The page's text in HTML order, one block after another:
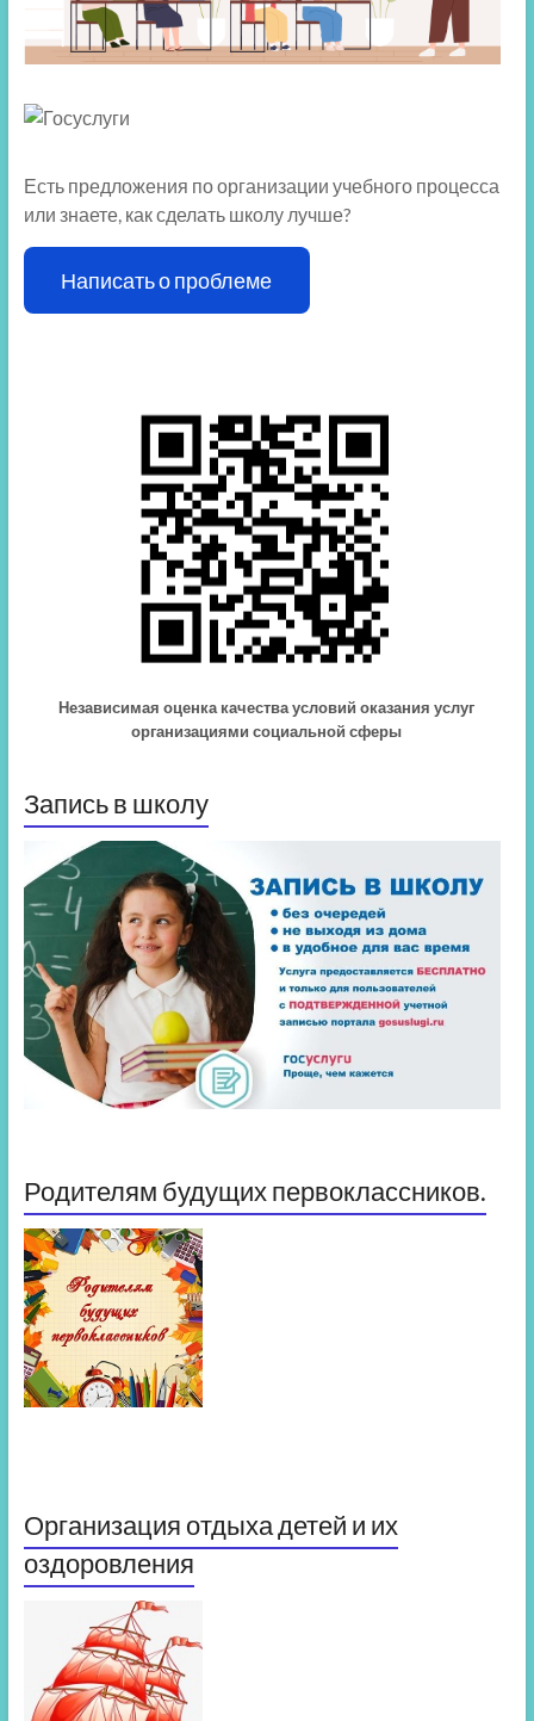
Есть предложения по организации учебного процесса
или знаете, как сделать школу лучше?
Написать о проблеме
Независимая оценка качества условий оказания услуг
организациями социальной сферы
Запись в школу
Родителям будущих первоклассников.
Организация отдыха детей и их
оздоровления